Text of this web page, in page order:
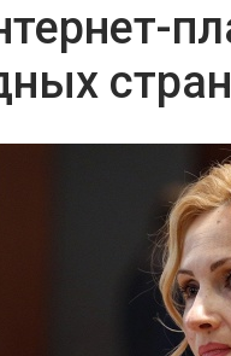
стран